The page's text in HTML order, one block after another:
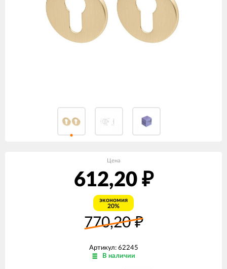
Цена
612,20 ₽
экономия
20%
770,20₽
Артикул: 62245
В наличии